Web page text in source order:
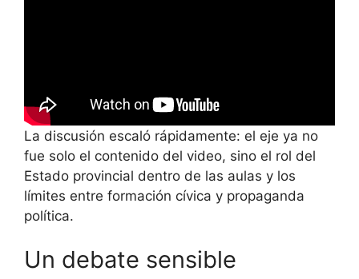
La discusión escaló rápidamente: el eje ya no
fue solo el contenido del video, sino el rol del
Estado provincial dentro de las aulas y los
límites entre formación cívica y propaganda
política.
Un debate sensible